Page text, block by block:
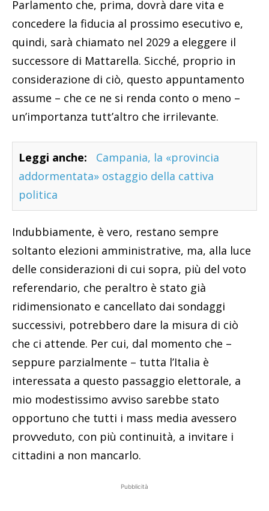
Parlamento che, prima, dovrà dare vita e
concedere la fiducia al prossimo esecutivo e,
quindi, sarà chiamato nel 2029 a eleggere il
successore di Mattarella. Sicché, proprio in
considerazione di ciò, questo appuntamento
assume – che ce ne si renda conto o meno –
un’importanza tutt’altro che irrilevante.
Leggi anche:
Campania, la «provincia
addormentata» ostaggio della cattiva
politica
Indubbiamente, è vero, restano sempre
soltanto elezioni amministrative, ma, alla luce
delle considerazioni di cui sopra, più del voto
referendario, che peraltro è stato già
ridimensionato e cancellato dai sondaggi
successivi, potrebbero dare la misura di ciò
che ci attende. Per cui, dal momento che –
seppure parzialmente – tutta l’Italia è
interessata a questo passaggio elettorale, a
mio modestissimo avviso sarebbe stato
opportuno che tutti i mass media avessero
provveduto, con più continuità, a invitare i
cittadini a non mancarlo.
Pubblicità